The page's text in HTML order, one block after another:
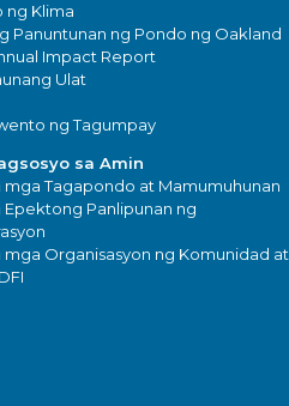
ng Klima
Panuntunan ng Pondo ng Oakland
Impact Report
Ulat
ng Tagumpay
sa Amin
mga Tagapondo at Mamumuhunan
Epektong Panlipunan ng
mga Organisasyon ng Komunidad at